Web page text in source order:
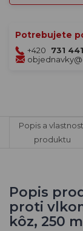
Potrebujete
+420
731
Popis a
produktu
Popis
proti
kôz, 250 ml